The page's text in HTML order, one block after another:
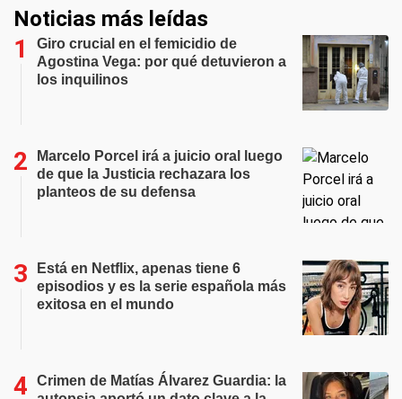
Noticias más leídas
Giro crucial en el femicidio de
Agostina Vega: por qué detuvieron a
los inquilinos
Marcelo Porcel irá a juicio oral luego
de que la Justicia rechazara los
planteos de su defensa
Está en Netflix, apenas tiene 6
episodios y es la serie española más
exitosa en el mundo
Crimen de Matías Álvarez Guardia: la